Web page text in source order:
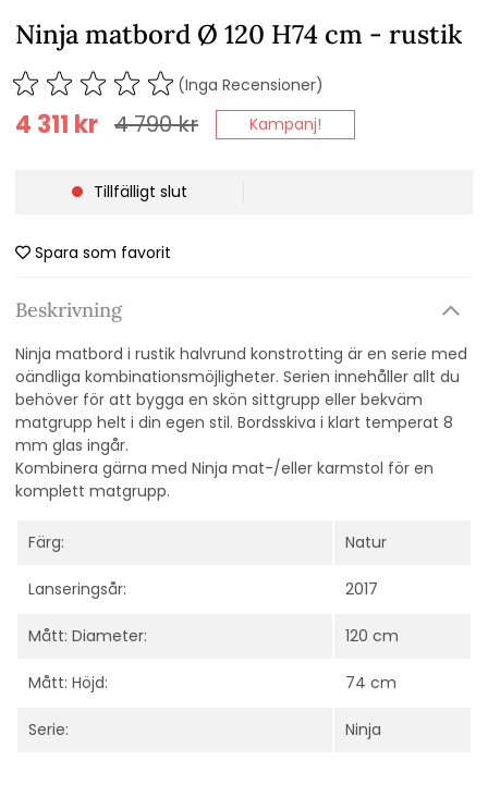
Ninja matbord Ø 120 H74 cm - rustik
(Inga Recensioner)
4 790kr
4 311 kr Kampanj!
Tillfälligt slut
Spara som favorit
Beskrivning
Ninja matbord i rustik halvrund konstrotting är en serie med
oändliga kombinationsmöjligheter. Serien innehåller allt du
behöver för att bygga en skön sittgrupp eller bekväm
matgrupp helt i din egen stil. Bordsskiva i klart temperat 8
mm glas ingår.
Kombinera gärna med Ninja mat-/eller karmstol för en
komplett matgrupp.
Färg: Natur
Lanseringsår: 2017
Mått: Diameter: 120 cm
Mått: Höjd: 74 cm
Serie: Ninja